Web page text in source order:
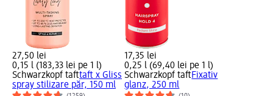
27,50 lei
0,15 l (183,33 lei pe 1 l)
Schwarzkopf tafttaft x Gliss
spray stilizare păr, 150 ml
17,35 lei
0,25 l (69,40 lei pe 1 l)
Schwarzkopf taftFixativ
glanz, 250 ml